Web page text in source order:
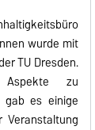
wurde mit
TU Dresden.
zu
gab es einige